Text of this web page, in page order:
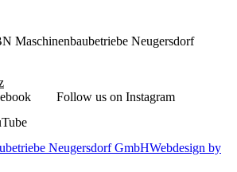
Maschinenbaubetriebe Neugersdorf
Follow us on Instagram
Webdesign by